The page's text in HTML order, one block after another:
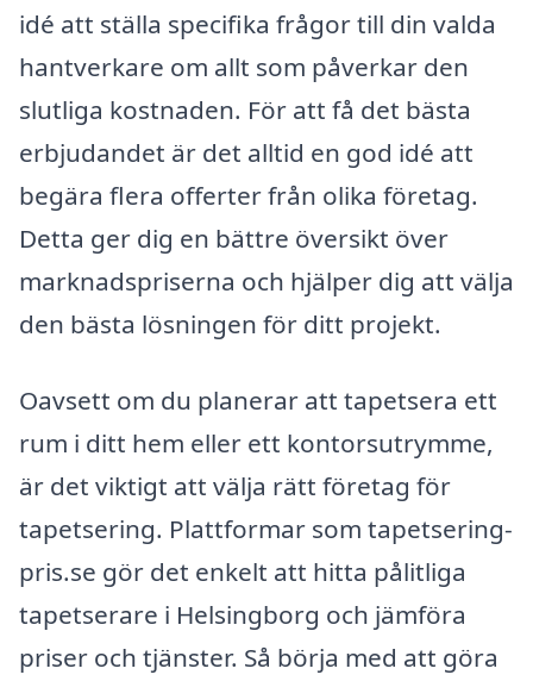
idé att ställa specifika frågor till din valda
hantverkare om allt som påverkar den
slutliga kostnaden. För att få det bästa
erbjudandet är det alltid en god idé att
begära flera offerter från olika företag.
Detta ger dig en bättre översikt över
marknadspriserna och hjälper dig att välja
den bästa lösningen för ditt projekt.
Oavsett om du planerar att tapetsera ett
rum i ditt hem eller ett kontorsutrymme,
är det viktigt att välja rätt företag för
tapetsering. Plattformar som tapetsering-
pris.se gör det enkelt att hitta pålitliga
tapetserare i Helsingborg och jämföra
priser och tjänster. Så börja med att göra